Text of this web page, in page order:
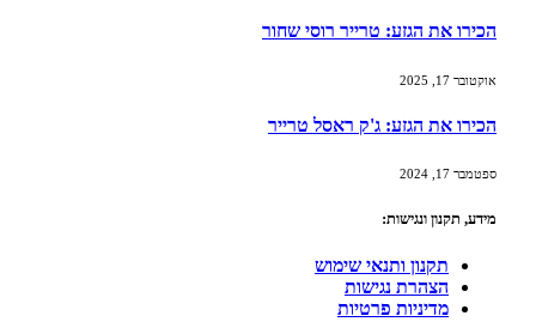
הכירו את הגזע: טרייר רוסי שחור
אוקטובר 17, 2025
הכירו את הגזע: ג'ק ראסל טרייר
ספטמבר 17, 2024
מידע, תקנון ונגישות:
תקנון ותנאי שימוש
הצהרת נגישות
מדיניות פרטיות